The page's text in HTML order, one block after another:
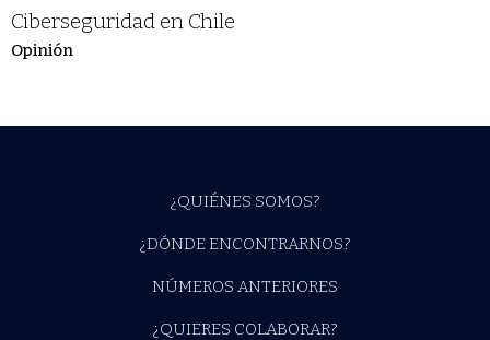
Ciberseguridad en Chile
Opinión
¿QUIÉNES SOMOS?
¿DÓNDE ENCONTRARNOS?
NÚMEROS ANTERIORES
¿QUIERES COLABORAR?